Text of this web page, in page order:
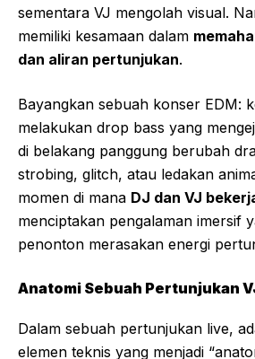
sementara VJ mengolah visual.
memiliki kesamaan dalam
dan aliran pertunjukan.
Bayangkan sebuah konser EDM:
melakukan drop bass yang
di belakang panggung berubah
strobing, glitch, atau ledakan
momen di mana DJ dan VJ
menciptakan pengalaman imersif
penonton merasakan energi
Anatomi Sebuah Pertunjukan
Dalam sebuah pertunjukan live,
elemen teknis yang menjadi